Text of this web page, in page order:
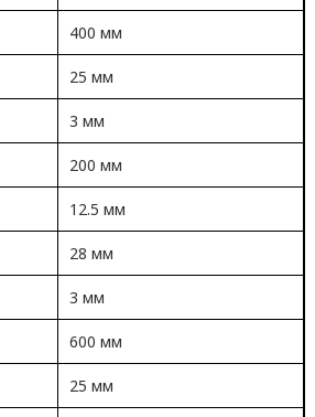
400 мм
25 мм
3 мм
200 мм
12.5 мм
28 мм
3 мм
600 мм
25 мм